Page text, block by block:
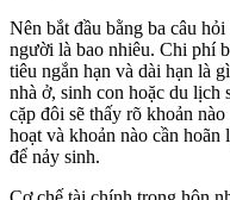
Nên bắt đầu bằng ba câu
người là bao nhiêu. Chi phí
tiêu ngắn hạn và dài hạn là
nhà ở, sinh con hoặc du lịch
cặp đôi sẽ thấy rõ khoản
hoạt và khoản nào cần hoãn
để nảy sinh.